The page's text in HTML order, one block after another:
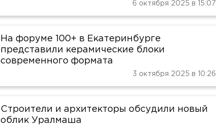
6 октября 2025 в 15:07
На форуме 100+ в Екатеринбурге
представили керамические блоки
современного формата
3 октября 2025 в 10:26
Строители и архитекторы обсудили новый
облик Уралмаша